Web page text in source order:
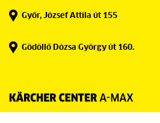
Győr, József Attila út 155
Gödöllő Dózsa György út 160.